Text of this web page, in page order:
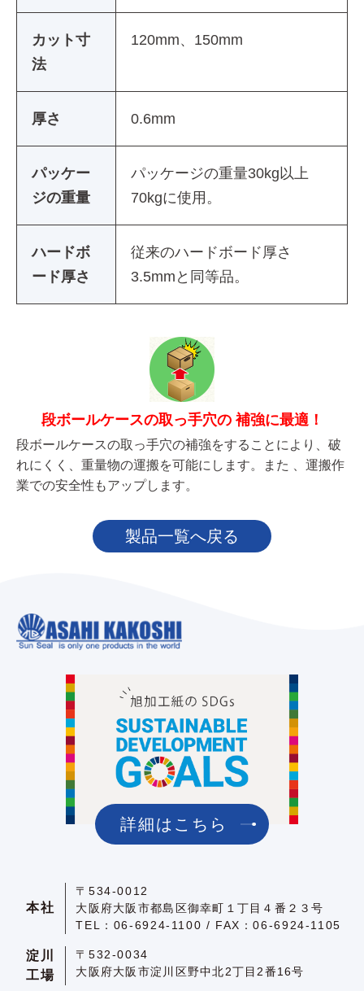
カット寸
法
120mm、150mm
厚さ 0.6mm
パッケー
ジの重量
パッケージの重量30kg以上
70kgに使用。
ハードボ
ード厚さ
従来のハードボード厚さ
3.5mmと同等品。
段ボールケースの取っ手穴の 補強に最適！
段ボールケースの取っ手穴の補強をすることにより、破
れにくく、重量物の運搬を可能にします。また 、運搬作
業での安全性もアップします。
製品一覧へ戻る
本社
〒534-0012
大阪府大阪市都島区御幸町１丁目４番２３号
TEL：06-6924-1100 / FAX：06-6924-1105
淀川
工場
〒532-0034
大阪府大阪市淀川区野中北2丁目2番16号
詳細はこちら